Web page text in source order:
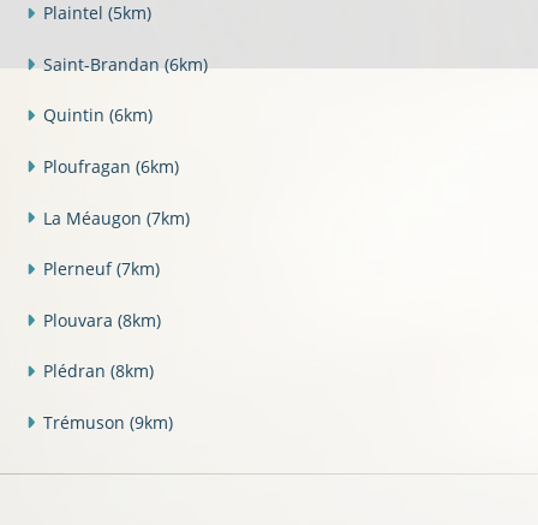
Plaintel (5km)
Saint-Brandan (6km)
Quintin (6km)
Ploufragan (6km)
La Méaugon (7km)
Plerneuf(7km)
Plouvara (8km)
Plédran (8km)
Trémuson (9km)